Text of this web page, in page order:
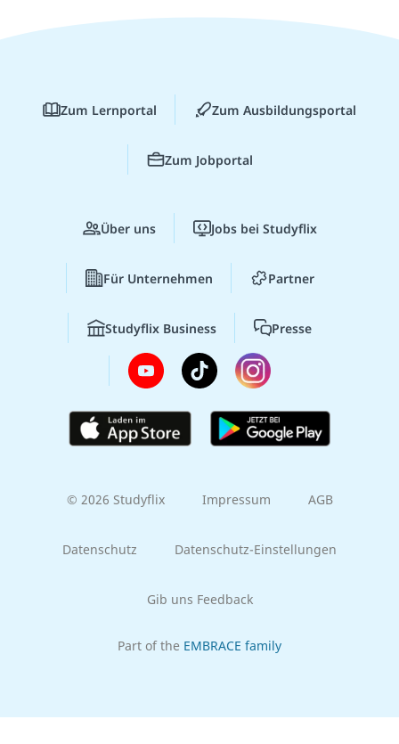
Zum Lernportal Zum Ausbildungsportal
Zum Jobportal
Über uns Jobs bei Studyflix
Für Unternehmen Partner
Studyflix Business Presse
© 2026 Studyflix Impressum AGB
Datenschutz Datenschutz-Einstellungen
Gib uns Feedback
Part of the EMBRACE family